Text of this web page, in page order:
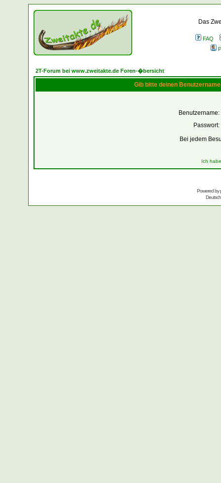
Das
FAQ
2T-Forum bei www.zweitakte.de Foren-�bersicht
Gib bitte deinen
Benutzername:
Passwort:
Bei jedem
Ich
Powered by